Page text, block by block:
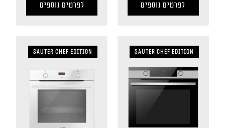
לפרטים נוספים לפרטים נוספים
Sauter Chef Edition
Sauter Chef Edition